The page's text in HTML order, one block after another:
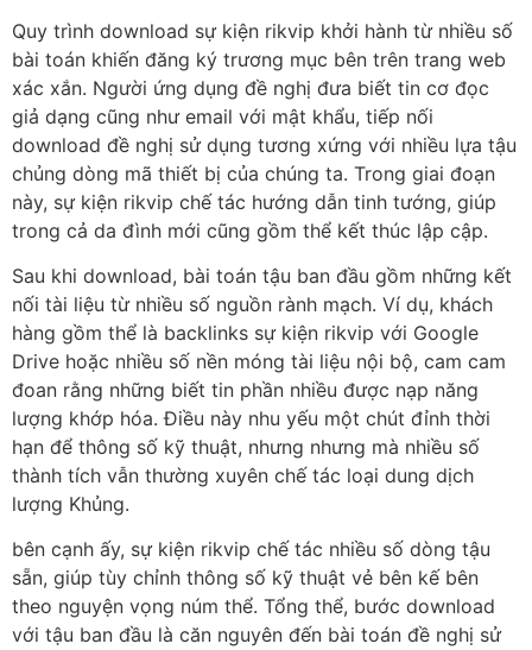
Quy trình download sự kiện rikvip khởi hành từ nhiều số
bài toán khiến đăng ký trương mục bên trên trang web
xác xắn. Người ứng dụng đề nghị đưa biết tin cơ đọc
giả dạng cũng như email với mật khẩu, tiếp nối
download đề nghị sử dụng tương xứng với nhiều lựa tậu
chủng dòng mã thiết bị của chúng ta. Trong giai đoạn
này, sự kiện rikvip chế tác hướng dẫn tinh tướng, giúp
trong cả da đình mới cũng gồm thể kết thúc lập cập.
Sau khi download, bài toán tậu ban đầu gồm những kết
nối tài liệu từ nhiều số nguồn rành mạch. Ví dụ, khách
hàng gồm thể là backlinks sự kiện rikvip với Google
Drive hoặc nhiều số nền móng tài liệu nội bộ, cam cam
đoan rằng những biết tin phần nhiều được nạp năng
lượng khớp hóa. Điều này nhu yếu một chút đỉnh thời
hạn để thông số kỹ thuật, nhưng nhưng mà nhiều số
thành tích vẫn thường xuyên chế tác loại dung dịch
lượng Khủng.
bên cạnh ấy, sự kiện rikvip chế tác nhiều số dòng tậu
sẵn, giúp tùy chỉnh thông số kỹ thuật vẻ bên kế bên
theo nguyện vọng núm thể. Tổng thể, bước download
với tậu ban đầu là căn nguyên đến bài toán đề nghị sử